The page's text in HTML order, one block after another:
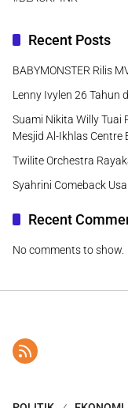
Recent Posts
BABYMONSTER Rilis
Lenny Ivylen 26 Tahun
Suami Nikita Willy Tuai
Mesjid Al-Ikhlas Centre
Twilite Orchestra
Syahrini Comeback
Recent
No comments to show.